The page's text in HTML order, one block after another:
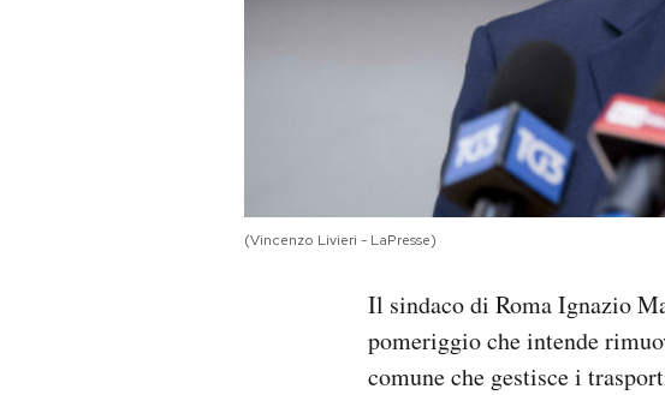
(Vincenzo Livieri - LaPresse)
Il sindaco di Roma Ignazio
pomeriggio che intende
comune che gestisce i